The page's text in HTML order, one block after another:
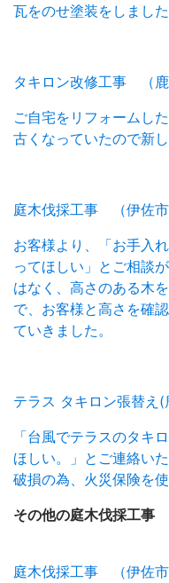
瓦をのせ塗装をしました
タキロン改修工事 （鹿
ご自宅をリフォームし
古くなっていたので新
庭木伐採工事 （伊佐市
お客様より、「お手入
ってほしい」とご相談
はなく、高さのある木
で、お客様と高さを確
ていきました。
テラス タキロン張替え(
「台風でテラスのタキ
ほしい。」とご連絡い
破損の為、火災保険を
その他の庭木伐採工事
庭木伐採工事 （伊佐市